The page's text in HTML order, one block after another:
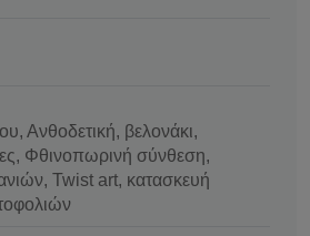
Ανθοδετική, βελονάκι,
Φθινοπωρινή σύνθεση,
Twist art, κατασκευή